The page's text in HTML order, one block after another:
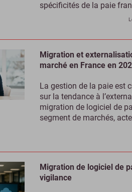
spécificités de la paie
Migration et
marché en France en
La gestion de la paie est
sur la tendance à
migration de logiciel de
segment de marchés,
Migration de logiciel de
vigilance